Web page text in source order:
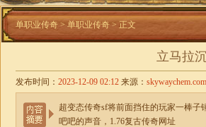
单职业传奇 > 单职业传奇 > 正文
立马拉
发布时间： 2023-12-09 02:12 来源： skywaychem.com
超变态传奇sf将前面挡住的玩家一棒
吧吧的声音，1.76复古传奇网址